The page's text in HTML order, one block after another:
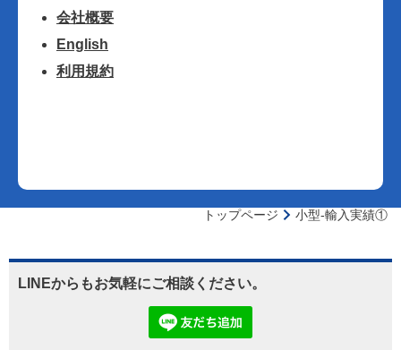
会社概要
English
利用規約
トップページ 小型-輸入実績①
LINEからもお気軽にご相談ください。